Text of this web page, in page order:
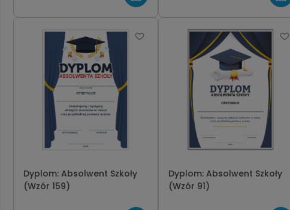
Dyplom: Absolwent Szkoły
(Wzór 159)
Dyplom: Absolwent Szkoły
(Wzór 91)